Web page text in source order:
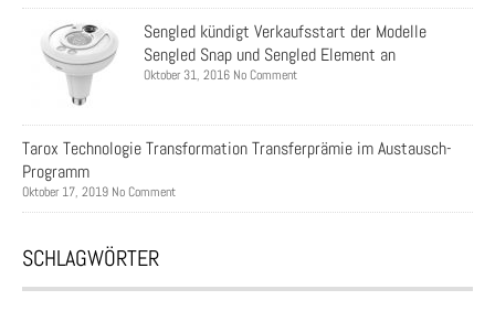
Sengled kündigt Verkaufsstart der Modelle
Sengled Snap und Sengled Element an
Oktober 31, 2016 No Comment
Tarox Technologie Transformation Transferprämie im Austausch-
Programm
Oktober 17, 2019 No Comment
SCHLAGWÖRTER